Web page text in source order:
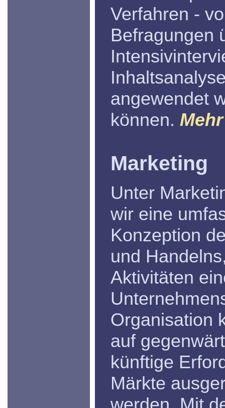
Verfahren -
Befragungen
angewendet
können.
Marketing
Unter
wir eine
Konzeption
und
Aktivitäten
Organisation
auf
künftige
Märkte